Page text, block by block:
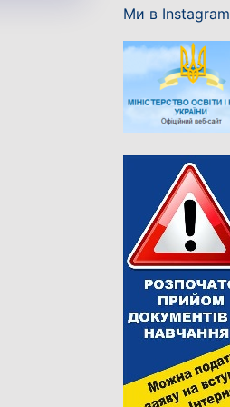
Ми в Instagram